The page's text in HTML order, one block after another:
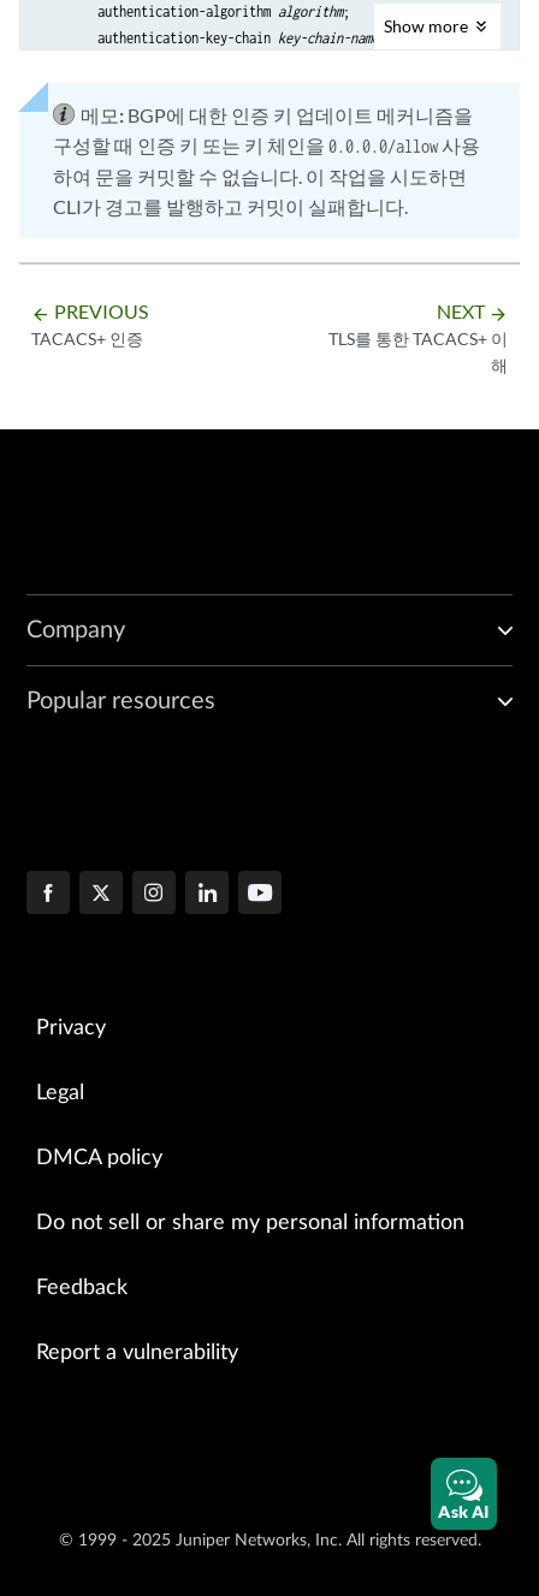
        authentication-algorithm
algorithm;
        authentication-key-chain
key-chain-name ;
Show more
메모: BGP에 대한 인증 키 업데이트 메커니즘을
구성할 때 인증 키 또는 키 체인을 0.0.0.0/allow 사용
하여 문을 커밋할 수 없습니다. 이 작업을 시도하면
CLI가 경고를 발행하고 커밋이 실패합니다.
arrow_backward PREVIOUS
TACACS+ 인증
NEXT arrow_forward
TLS를 통한 TACACS+ 이
해
Company
Popular resources
Privacy
Legal
DMCA policy
Do not sell or share my personal information
Feedback
Report a vulnerability
© 1999 - 2025 Juniper Networks, Inc. All rights reserved.
Ask AI